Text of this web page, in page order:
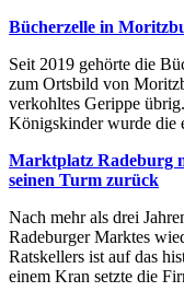
Bücherzelle in
Seit 2019 gehörte die
zum Ortsbild von
verkohltes Gerippe
Königskinder wurde die
Marktplatz Radeburg
seinen Turm zurück
Nach mehr als drei
Radeburger Marktes
Ratskellers ist auf das
einem Kran setzte die